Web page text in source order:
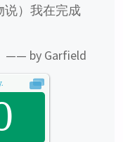
说）我在完成
—— by Garfield